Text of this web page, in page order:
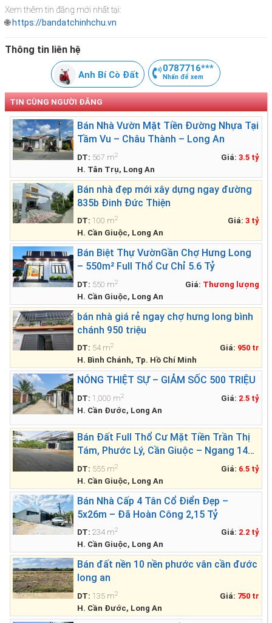
Xem thêm tin đăng mới nhất tại:
🌐 https://bandatchinhchu.vn
Thông tin liên hệ
Anh Bí Cò Đất
0787716***
Nhấn để xem
TIN CÙNG NGƯỜI ĐĂNG
Bán Nhà Vườn Mặt Tiền Đường Nhựa Tại
Tầm Vu – Châu Thành – Long An
DT: 567 m2 Giá: 3.5 tỷ
H. Tân Trụ, Long An
Bán nhà đẹp mới xây dựng ngay đường
835b Đinh Đức Thiện
DT: 100 m2 Giá: 3 tỷ
H. Cần Giuộc, Long An
Bán Biệt Thự VườnGần Chợ Hưng Long
– 550m² Full Thổ Cư Chỉ 5.6 Tỷ
DT: 550 m2 Giá: Thương lượng
H. Cần Giuộc, Long An
bán nhà giá rẻ ngay chợ hưng long bình
chánh 950 triệu
DT: 54 m2 Giá: 950 tr
H. Bình Chánh, Tp. Hồ Chí Minh
NÓNG THIỆT SỰ – GIẢM SỐC 500 TRIỆU
DT: 1,000 m2 Giá: 2.5 tỷ
H. Cần Đước, Long An
Bán Đất Full Thổ Cư Mặt Tiền Trần Thị
Tám, Phước Lý, Cần Giuộc – Ngang 14m
Siêu Đẹp
DT: 555 m2 Giá: 6.5 tỷ
H. Cần Giuộc, Long An
Bán Nhà Cấp 4 Tân Cổ Điển Đẹp –
5x26m – Đã Hoàn Công 2,15 Tỷ
DT: 234 m2 Giá: 2.2 tỷ
H. Cần Giuộc, Long An
Bán đất nền 10 nền phước vân cần đước
long an
DT: 135 m2 Giá: 750 tr
H. Cần Đước, Long An